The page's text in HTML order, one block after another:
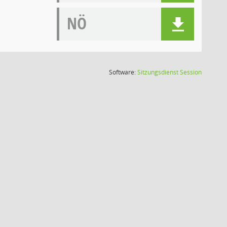
NÖ
Software:SitzungsdienstSession(Wird in